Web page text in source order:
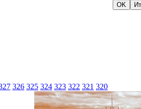
326 325 324 323 322 321 320